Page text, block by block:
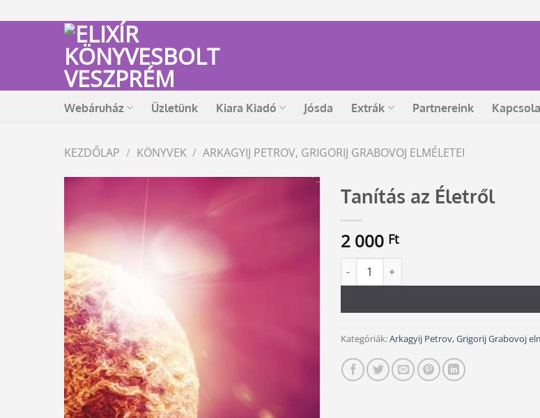
to
Webáruház Üzletünk Kiara Kiadó Jósda Extrák Partnereink
KEZDŐLAP / KÖNYVEK / ARKAGYIJ PETROV, GRIGORIJ GRABOVOJ ELMÉLETEI
Tanítás az Életről
2 000 Ft
Tanítás az Életről mennyiség
Alternative:
Kategóriák:Arkagyij Petrov, Grigorij Grabovoj